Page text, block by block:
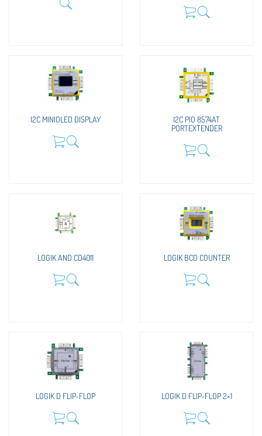
I2C MINIOLED DISPLAY
I2C PIO 8574AT
PORTEXTENDER
LOGIK AND CD4011 LOGIK BCD COUNTER
LOGIK D FLIP-FLOP LOGIK D FLIP-FLOP 2×1